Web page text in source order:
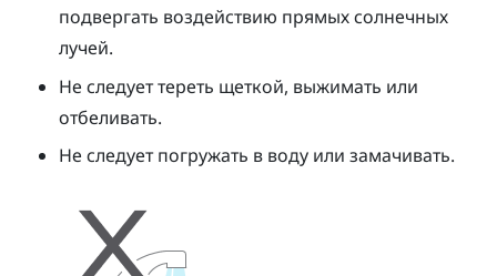
подвергать воздействию прямых солнечных
лучей.
Не следует тереть щеткой, выжимать или
отбеливать.
Не следует погружать в воду или замачивать.